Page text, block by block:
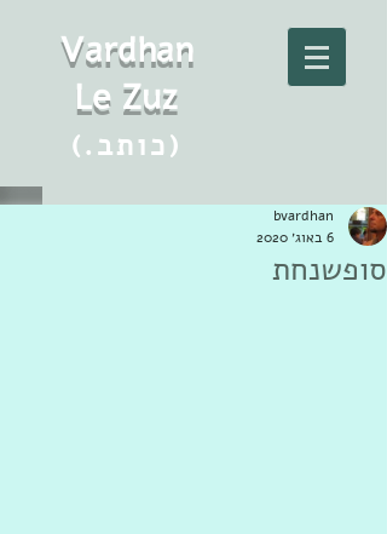
Vardhan
Le Zuz
(.כותב)
סופשנחת
bvardhan
6 באוג׳ 2020